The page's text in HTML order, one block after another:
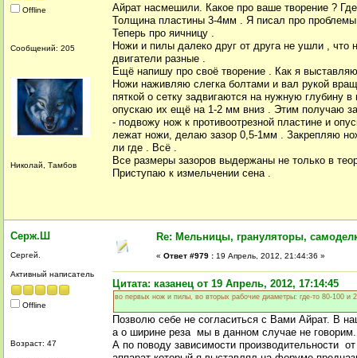
Offline
Сообщений: 205
Николай, Тамбов
Айрат насмешили. Какое про ваше творение ?
Толщина пластины 3-4мм . Я писал про
Теперь про яичницу .
Ножи и пилы далеко друг от друга не ушли ,
двигатели разные .
Ещё напишу про своё творение . Как я
Ножи наживляю слегка болтами и вал рукой
пяткой о сетку задвигаются на нужную глубину
опускаю их ещё на 1-2 мм вниз . Этим получаю
- подвожу нож к противоотрезной пластине и
лежат ножи, делаю зазор 0,5-1мм . Закрепляю
ли где . Всё .
Все размеры зазоров выдержаны не только в
Приступаю к измельчении сена .
Серж.Ш
Сергей.
Активный написатель
Offline
Возраст: 47
Re: Мельницы, грануляторы,
« Ответ #979 : 19 Апрель, 2012, 21:44:36 »
Цитата: казанец от 19 Апрель, 2012, 17:14:45
во первых нож и пилы, во вторых рабочие диаметры: где-то 80-100 и
Позволю себе не согласиться с Вами Айрат. В
а о ширине реза мы в данном случае не говорим.
А по поводу зависимости производительности